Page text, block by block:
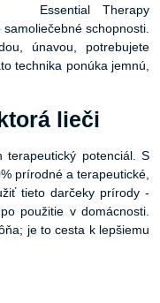
Essential Therapy
schopnosti.
únavou, potrebujete
technika ponúka jemnú,
lieči
potenciál. S
prírodné a terapeutické,
tieto darčeky prírody -
použitie v domácnosti.
je to cesta k lepšiemu